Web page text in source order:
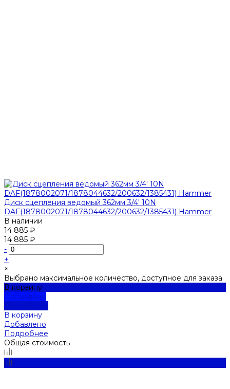
Диск сцепления ведомый 362мм 3/4' 10N
DAF(1878002071/1878044632/200632/1385431) Hammer
В наличии
14 885 ₽
14 885 ₽
-
+
×
Выбрано максимальное количество, доступное для заказа
В корзину
Добавлено
В корзину
Добавлено
Подробнее
Общая стоимость